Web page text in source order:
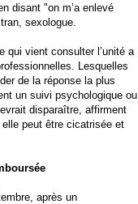
disant "on m’a enlevé
sexologue.
qui vient consulter l’unité a
Lesquelles
de la réponse la plus
un suivi psychologique ou
disparaître, affirment
peut être cicatrisée et
après un